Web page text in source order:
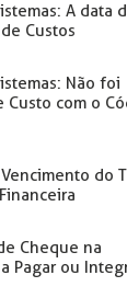
A data
Custos
Não foi
Custo com o
do
Cheque na
Pagar ou